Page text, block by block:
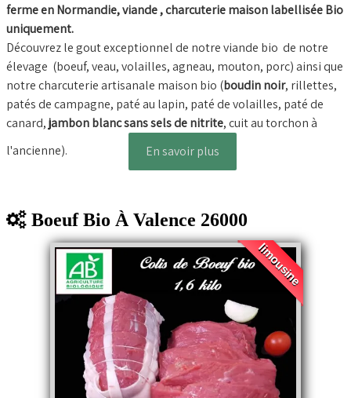
Français▼
ferme en Normandie, viande , charcuterie maison labellisée Bio
uniquement.
Découvrez le gout exceptionnel de notre viande bio de notre
élevage (boeuf, veau, volailles, agneau, mouton, porc) ainsi que
notre charcuterie artisanale maison bio (boudin noir, rillettes,
patés de campagne, paté au lapin, paté de volailles, paté de
canard,jambon blanc sans sels de nitrite, cuit au torchon à
l'ancienne).
En savoir plus
Boeuf Bio À Valence 26000
limousine